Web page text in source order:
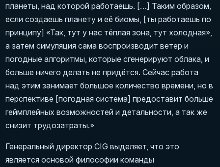
планеты, над которой работаешь. […] Таким образом,
если создаешь планету и её биомы, [ты работаешь по
принципу] «Так, тут у нас тёплая зона, тут холодная»,
а затем симуляция сама воспроизводит ветер и
погодные алгоритмы, которые сгенерируют облака, и
больше ничего делать не придётся. Сейчас работа
над этим занимает большое количество времени, но в
перспективе [погодная система] предоставит больше
геймплейных возможностей и детальности, а так же
снизит трудозатраты.»
Генеральный директор CIG выделяет, что это
является основой философии команды